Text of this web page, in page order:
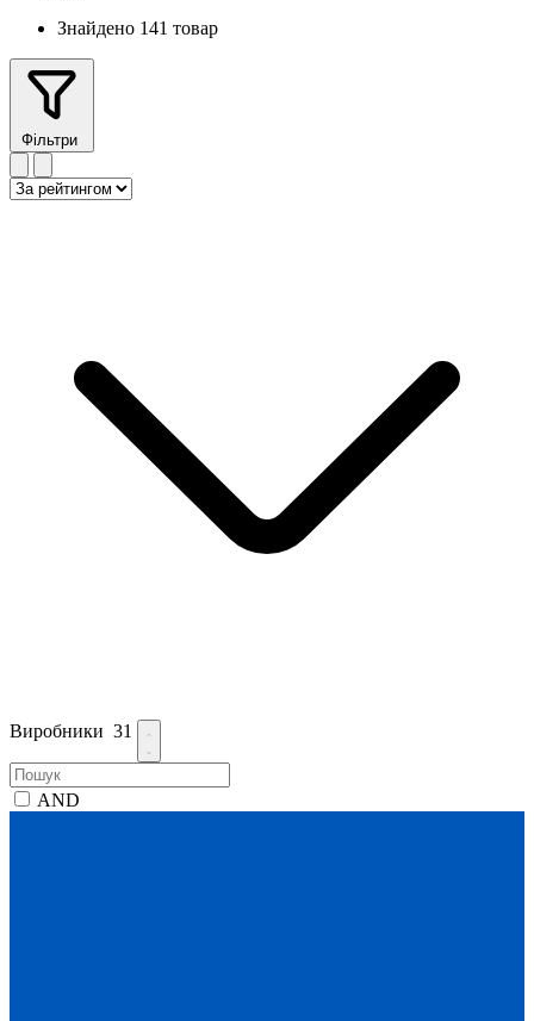
Знайдено 141 товар
Фільтри
Виробники 31
AND